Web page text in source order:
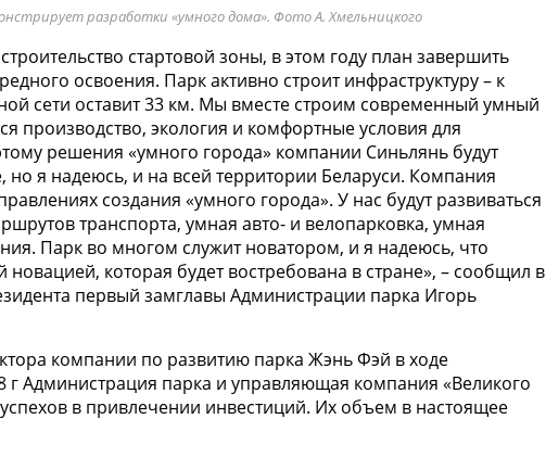
разработки «умного дома». Фото А. Хмельницкого
стартовой зоны, в этом году план завершить
освоения. Парк активно строит инфраструктуру – к
сети оставит 33 км. Мы вместе строим современный умный
производство, экология и комфортные условия для
решения «умного города» компании Синьлянь будут
но я надеюсь, и на всей территории Беларуси. Компания
создания «умного города». У нас будут развиваться
транспорта, умная авто- и велопарковка, умная
Парк во многом служит новатором, и я надеюсь, что
которая будет востребована в стране», – сообщил в
первый замглавы Администрации парка Игорь
компании по развитию парка Жэнь Фэй в ходе
г Администрация парка и управляющая компания «Великого
в привлечении инвестиций. Их объем в настоящее